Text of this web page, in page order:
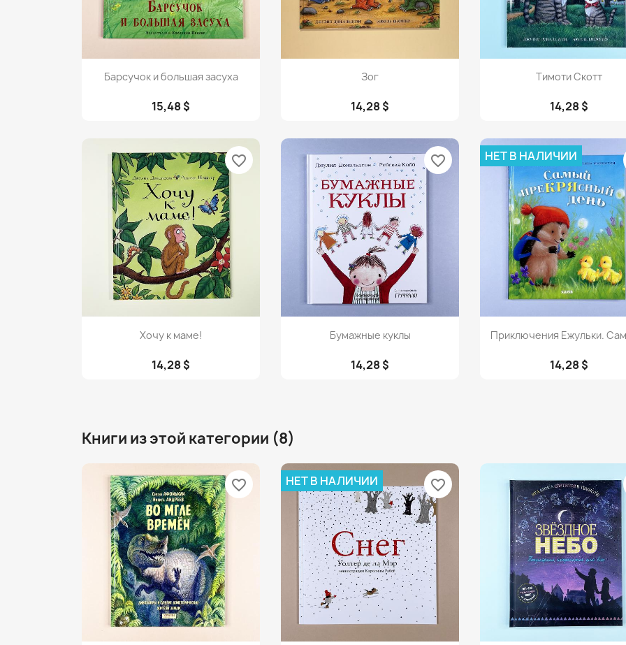
Просмотр
Барсучок и большая засуха
15,48 $
Просмотр
Зог
14,28 $
Просмотр
Тимоти Скотт
14,28 $
Просмотр
Хочу к маме!
14,28 $
favorite_border
Просмотр
Бумажные куклы
14,28 $
favorite_border
Просмотр
Приключения Ежульки.
14,28 $
НЕТ В НАЛИЧИИ
Книги из этой категории (8)
favorite_border НЕТ В НАЛИЧИИ favorite_border